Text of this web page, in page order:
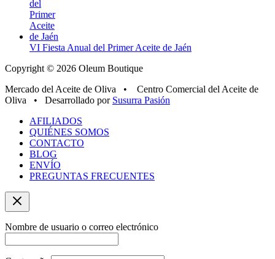
VI Fiesta Anual del Primer Aceite de Jaén
Copyright © 2026 Oleum Boutique
Mercado del Aceite de Oliva • Centro Comercial del Aceite de
Oliva • Desarrollado por Susurra Pasión
AFILIADOS
QUIÉNES SOMOS
CONTACTO
BLOG
ENVÍO
PREGUNTAS FRECUENTES
Nombre de usuario o correo electrónico